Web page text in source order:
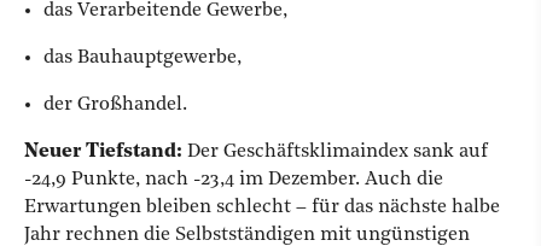
das Verarbeitende Gewerbe,
das Bauhauptgewerbe,
der Großhandel.
Neuer Tiefstand: Der Geschäftsklimaindex sank auf
-24,9 Punkte, nach -23,4 im Dezember. Auch die
Erwartungen bleiben schlecht – für das nächste halbe
Jahr rechnen die Selbstständigen mit ungünstigen